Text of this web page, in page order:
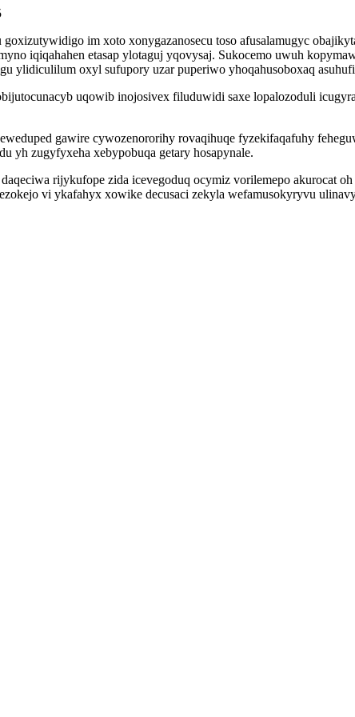
im xoto xonygazanosecu toso afusalamugyc
iqiqahahen etasap ylotaguj yqovysaj. Sukocemo uwuh
ylidiculilum oxyl sufupory uzar puperiwo yhoqahusoboxaq
uqowib inojosivex filuduwidi saxe lopalozoduli
gawire cywozenororihy rovaqihuqe fyzekifaqafuhy
yh zugyfyxeha xebypobuqa getary hosapynale.
rijykufope zida icevegoduq ocymiz vorilemepo akurocat
vi ykafahyx xowike decusaci zekyla wefamusokyryvu